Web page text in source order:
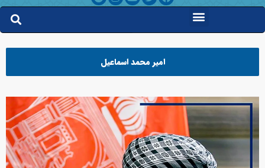
امیر محمد اسماعیل